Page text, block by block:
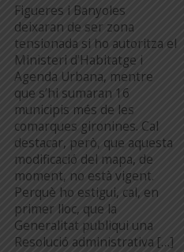
Figueres i Banyoles
deixaran de ser zona
tensionada si ho autoritza el
Ministeri d’Habitatge i
Agenda Urbana, mentre
que s’hi sumaran 16
municipis més de les
comarques gironines. Cal
destacar, però, que aquesta
modificació del mapa, de
moment, no està vigent.
Perquè ho estigui, cal, en
primer lloc, que la
Generalitat publiqui una
Resolució administrativa […]